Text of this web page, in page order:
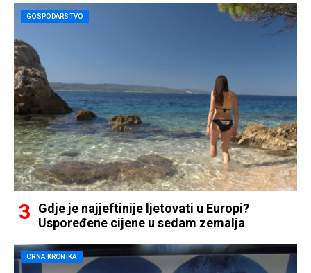
GOSPODARSTVO
Gdje je najjeftinije ljetovati u Europi?
Uspoređene cijene u sedam zemalja
CRNA KRONIKA